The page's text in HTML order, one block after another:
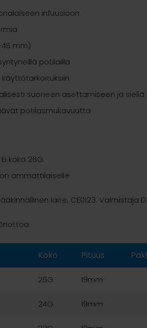
infuusioon
mm)
potilailla
suoneen asettamiseen ja
potilasmukavuutta
koko 26G.
ammattilaiselle
laite, CE0123. Valmistaja
Koko Pituus
26G 19mm
24G 19mm